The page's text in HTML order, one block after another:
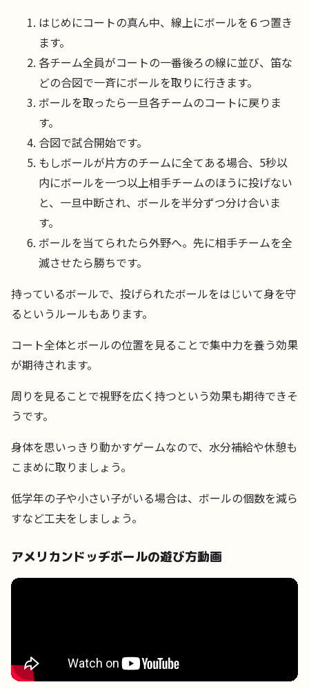
はじめにコートの真ん中、線上にボールを６つ置き
ます。
各チーム全員がコートの一番後ろの線に並び、笛な
どの合図で一斉にボールを取りに行きます。
ボールを取ったら一旦各チームのコートに戻りま
す。
合図で試合開始です。
もしボールが片方のチームに全てある場合、5秒以
内にボールを一つ以上相手チームのほうに投げない
と、一旦中断され、ボールを半分ずつ分け合いま
す。
ボールを当てられたら外野へ。先に相手チームを全
滅させたら勝ちです。
持っているボールで、投げられたボールをはじいて身を守
るというルールもあります。
コート全体とボールの位置を見ることで集中力を養う効果
が期待されます。
周りを見ることで視野を広く持つという効果も期待できそ
うです。
身体を思いっきり動かすゲームなので、水分補給や休憩も
こまめに取りましょう。
低学年の子や小さい子がいる場合は、ボールの個数を減ら
すなど工夫をしましょう。
アメリカンドッヂボールの遊び方動画